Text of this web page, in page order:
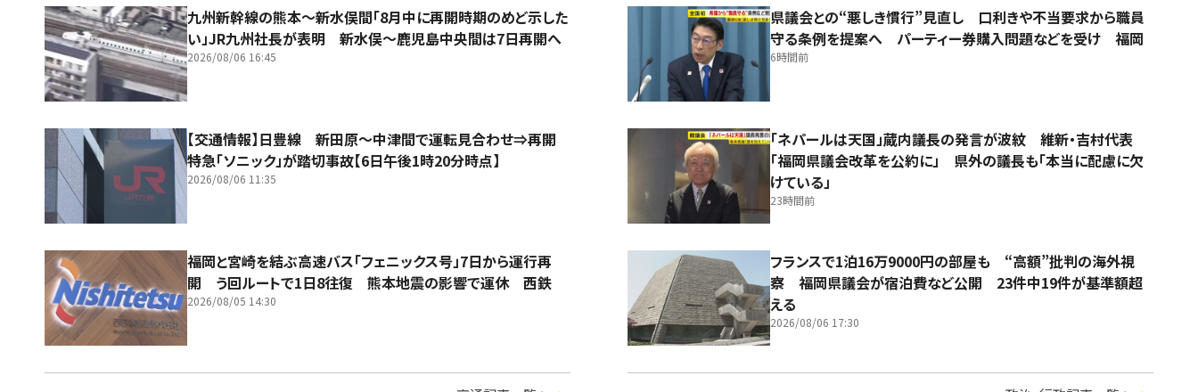
九州新幹線の熊本～新水俣間「8月中に再開時期のめど示した
い」JR九州社長が表明 新水俣～鹿児島中央間は7日再開へ
2026/08/06 16:45
【交通情報】日豊線 新田原～中津間で運転見合わせ⇒再開
特急「ソニック」が踏切事故【6日午後1時20分時点】
2026/08/06 11:35
福岡と宮崎を結ぶ高速バス「フェニックス号」7日から運行再
開 う回ルートで1日8往復 熊本地震の影響で運休 西鉄
2026/08/05 14:30
県議会との“悪しき慣行”見直し 口利きや不当要求から職員
守る条例を提案へ パーティー券購入問題などを受け 福岡
6時間前
「ネパールは天国」蔵内議長の発言が波紋 維新・吉村代表
「福岡県議会改革を公約に」 県外の議長も「本当に配慮に欠
けている」
23時間前
フランスで1泊16万9000円の部屋も “高額”批判の海外視
察 福岡県議会が宿泊費など公開 23件中19件が基準額超
える
2026/08/06 17:30